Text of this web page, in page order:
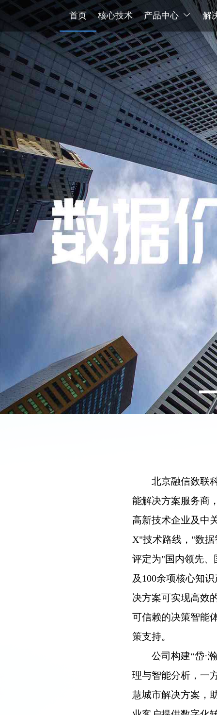
首页 核心技术 产品中心 解
北京融信数联
能解决方案服务商
高新技术企业及中
X"技术路线，"数
评定为"国内领先、
及100余项核心知
决方案可实现高效
可信赖的决策智能
策支持。
公司构建“岱·
理与智能分析，一
慧城市解决方案，